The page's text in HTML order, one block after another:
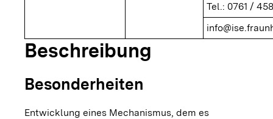
Tel.: 0761 /
Beschreibung
Besonderheiten
Entwicklung eines Mechanismus, dem es